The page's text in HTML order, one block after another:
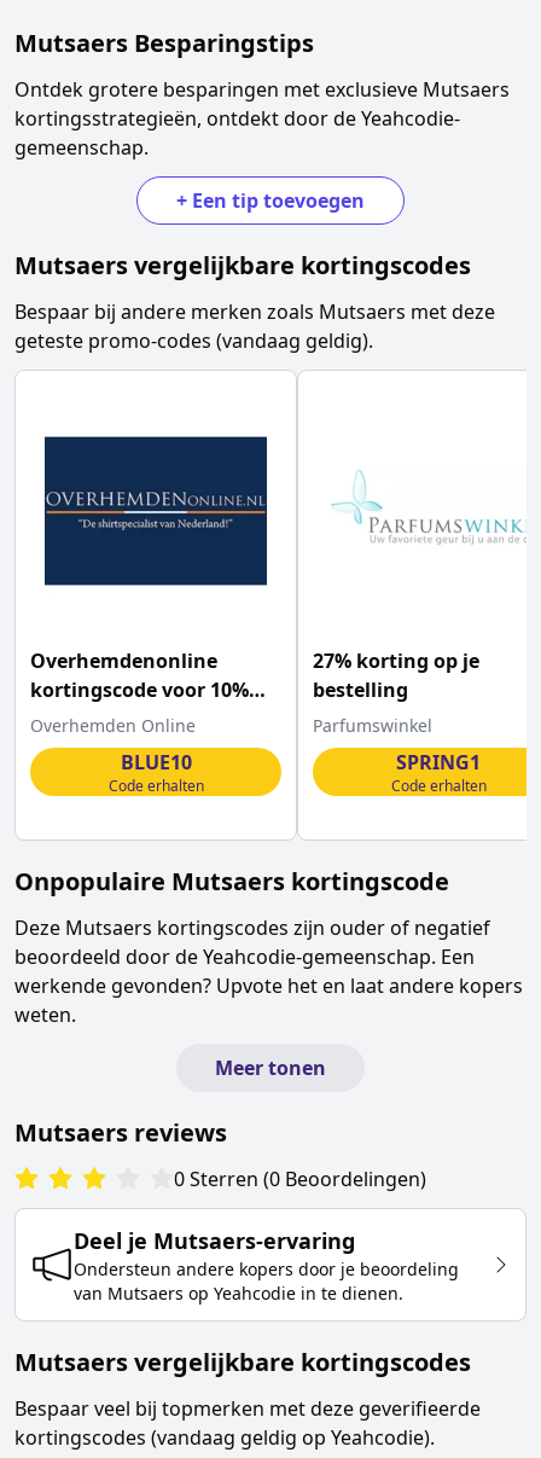
Mutsaers Besparingstips
Ontdek grotere besparingen met exclusieve Mutsaers
kortingsstrategieën, ontdekt door de Yeahcodie-
gemeenschap.
+ Een tip toevoegen
Mutsaersvergelijkbare kortingscodes
Bespaar bij andere merken zoals Mutsaers met deze
geteste promo-codes (vandaag geldig).
Overhemdenonline
kortingscode voor 10%
korting op ALLES
Overhemden Online
BLUE10
Code erhalten
27% korting op je
bestelling
Parfumswinkel
SPRING1
Code erhalten
Onpopulaire Mutsaers kortingscode
Deze Mutsaers kortingscodes zijn ouder of negatief
beoordeeld door de Yeahcodie-gemeenschap. Een
werkende gevonden? Upvote het en laat andere kopers
weten.
Meer tonen
Mutsaers reviews
0Sterren (0 Beoordelingen)
Deel je Mutsaers-ervaring
Ondersteun andere kopers door je beoordeling
van Mutsaers op Yeahcodie in te dienen.
Mutsaers vergelijkbare kortingscodes
Bespaar veel bij topmerken met deze geverifieerde
kortingscodes (vandaag geldig op Yeahcodie).